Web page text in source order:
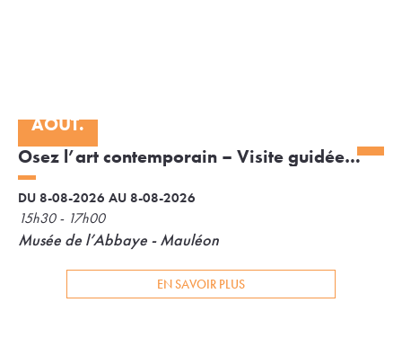
AOÛT.
Osez l’art contemporain – Visite guidée
au Musée de l’Abbaye
DU 8-08-2026 AU 8-08-2026
15h30 - 17h00
Musée de l’Abbaye - Mauléon
EN SAVOIR PLUS